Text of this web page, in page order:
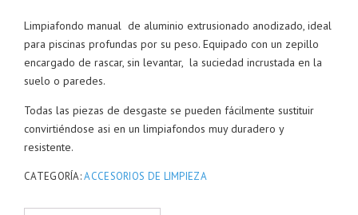
Limpiafondo manual de aluminio extrusionado anodizado, ideal
para piscinas profundas por su peso. Equipado con un zepillo
encargado de rascar, sin levantar, la suciedad incrustada en la
suelo o paredes.
Todas las piezas de desgaste se pueden fácilmente sustituir
convirtiéndose asi en un limpiafondos muy duradero y
resistente.
CATEGORÍA:ACCESORIOS DE LIMPIEZA